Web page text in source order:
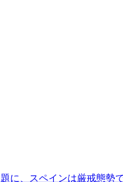
に、スペインは厳戒態勢